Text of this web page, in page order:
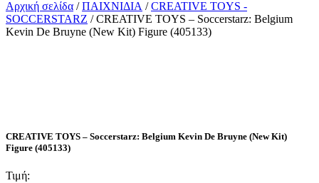
Αρχική σελίδα /ΠΑΙΧΝΙΔΙΑ /CREATIVE TOYS -
SOCCERSTARZ / CREATIVE TOYS – Soccerstarz: Belgium
Kevin De Bruyne (New Kit) Figure (405133)
CREATIVE TOYS – Soccerstarz: Belgium Kevin De Bruyne (New Kit)
Figure (405133)
Τιμή: